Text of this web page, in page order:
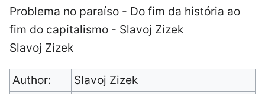
Problema no paraí­so - Do fim da história ao
fim do capitalismo - Slavoj Zizek
Slavoj Zizek
Author:
Slavoj Zizek